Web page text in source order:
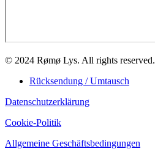
© 2024 Rømø Lys. All rights reserved.
Rücksendung / Umtausch
Datenschutzerklärung
Cookie-Politik
Allgemeine Geschäftsbedingungen